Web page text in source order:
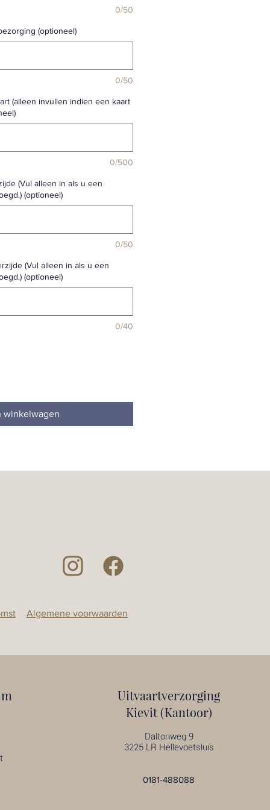
0/50
(optioneel)
0/50
(alleen invullen indien een kaart
0/500
(Vul alleen in als u een
(optioneel)
0/50
(Vul alleen in als u een
(optioneel)
0/40
winkelwagen
Algemene voorwaarden
Uitvaartverzorging
Kievit (Kantoor)
Daltonweg 9
3225 LR Hellevoetsluis
0181-488088